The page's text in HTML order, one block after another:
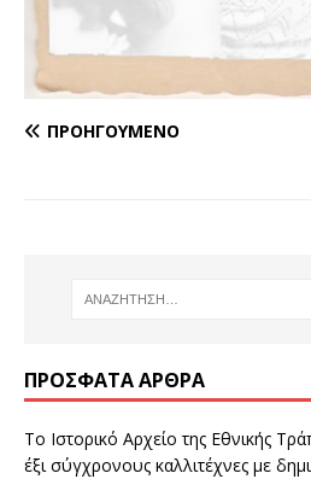
ΠΡΟΗΓΟΎΜΕΝΟ
ΠΡΌΣΦΑΤΑ ΆΡΘΡΑ
Το Ιστορικό Αρχείο της Εθνικής
έξι σύγχρονους καλλιτέχνες με